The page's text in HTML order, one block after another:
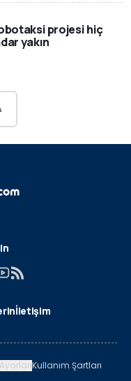
projesi hiç
yakın
İletişim
Kullanım Şartları